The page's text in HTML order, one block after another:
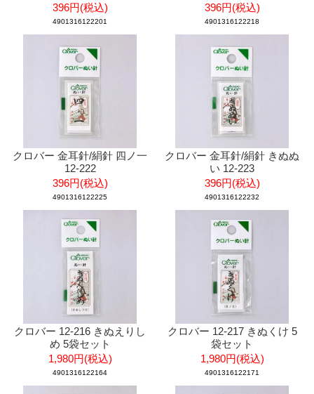
396円(税込)
4901316122201
396円(税込)
4901316122218
クロバー 金耳針/絹針 四ノ一
12-222
396円(税込)
4901316122225
クロバー 金耳針/絹針 きぬぬ
い 12-223
396円(税込)
4901316122232
クロバー 12-216 きぬえりし
め 5袋セット
1,980円(税込)
4901316122164
クロバー 12-217 きぬくけ 5
袋セット
1,980円(税込)
4901316122171